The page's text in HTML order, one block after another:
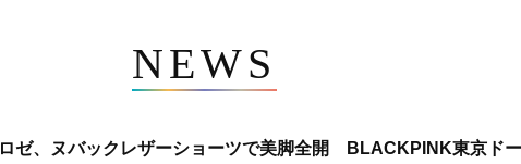
NEWS
ロゼ、ヌバックレザーショーツで美脚全開 BLACKPINK東京ド